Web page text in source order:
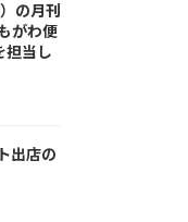
の月刊
がわ便
担当し
出店の